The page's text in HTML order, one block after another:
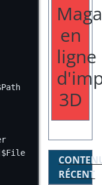
en
ligne
3D
RÉCENT